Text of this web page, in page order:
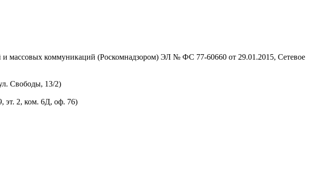
массовых коммуникаций (Роскомнадзором) ЭЛ № ФС 77-60660 от 29.01.2015, Сетевое
Свободы, 13/2)
эт. 2, ком. 6Д, оф. 76)